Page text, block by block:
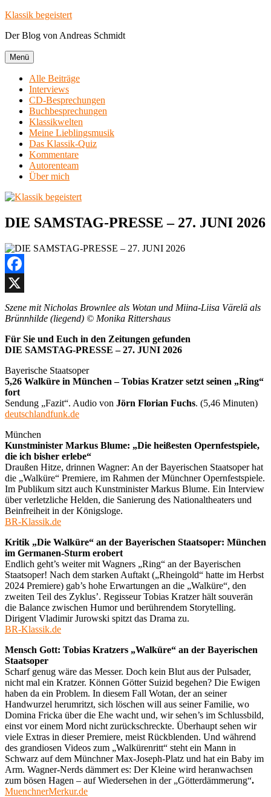
Zum
springen
Klassik begeistert
Der Blog von Andreas Schmidt
Menü
Alle Beiträge
Interviews
CD-Besprechungen
Buchbesprechungen
Klassikwelten
Meine Lieblingsmusik
Das Klassik-Quiz
Kommentare
Autorenteam
Über mich
DIE SAMSTAG-PRESSE – 27. JUNI 2026
Facebook
X
Szene mit Nicholas Brownlee als Wotan und Miina-Liisa Värelä als
Brünnhilde (liegend) © Monika Rittershaus
Für Sie und Euch in den Zeitungen gefunden
DIE SAMSTAG-PRESSE – 27. JUNI 2026
Bayerische Staatsoper
5,26 Walküre in München – Tobias Kratzer setzt seinen „Ring“
fort
Sendung „Fazit“. Audio von Jörn Florian Fuchs. (5,46 Minuten)
deutschlandfunk.de
München
Kunstminister Markus Blume: „Die heißesten Opernfestspiele,
die ich bisher erlebe“
Draußen Hitze, drinnen Wagner: An der Bayerischen Staatsoper hat
die „Walküre“ Premiere, im Rahmen der Münchner Opernfestspiele.
Im Publikum sitzt auch Kunstminister Markus Blume. Ein Interview
über verletzliche Helden, die Sanierung des Nationaltheaters und
Beinfreiheit in der Königsloge.
BR-Klassik.de
Kritik „Die Walküre“ an der Bayerischen Staatsoper: München
im Germanen-Sturm erobert
Endlich geht’s weiter mit Wagners „Ring“ an der Bayerischen
Staatsoper! Nach dem starken Auftakt („Rheingold“ hatte im Herbst
2024 Premiere) gab’s hohe Erwartungen an die „Walküre“, den
zweiten Teil des Zyklus’. Regisseur Tobias Kratzer hält souverän
die Balance zwischen Humor und berührendem Storytelling.
Dirigent Vladimir Jurowski spitzt das Drama zu.
BR-Klassik.de
Mensch Gott: Tobias Kratzers „Walküre“ an der Bayerischen
Staatsoper
Scharf genug wäre das Messer. Doch kein Blut aus der Pulsader,
nicht mal ein Kratzer. Können Götter Suizid begehen? Die Ewigen
haben da ein Problem. In diesem Fall Wotan, der an seiner
Handwurzel herumritzt, sich löschen will aus seiner Familie, wo
Domina Fricka über die Ehe wacht und, wir sehen’s im Schlussbild,
einst vor einem Mord nicht zurückschreckte. Überhaupt sehen wir
viele Extras in dieser Premiere, meist Rückblenden. Und während
des grandiosen Videos zum „Walkürenritt“ steht ein Mann in
Schwarz auf dem Münchner Max-Joseph-Platz und hat ein Baby im
Arm. Wagner-Nerds dämmert es: Der Kleine wird heranwachsen
zum bösen Hagen – auf Wiedersehen in der „Götterdämmerung“.
MuenchnerMerkur.de